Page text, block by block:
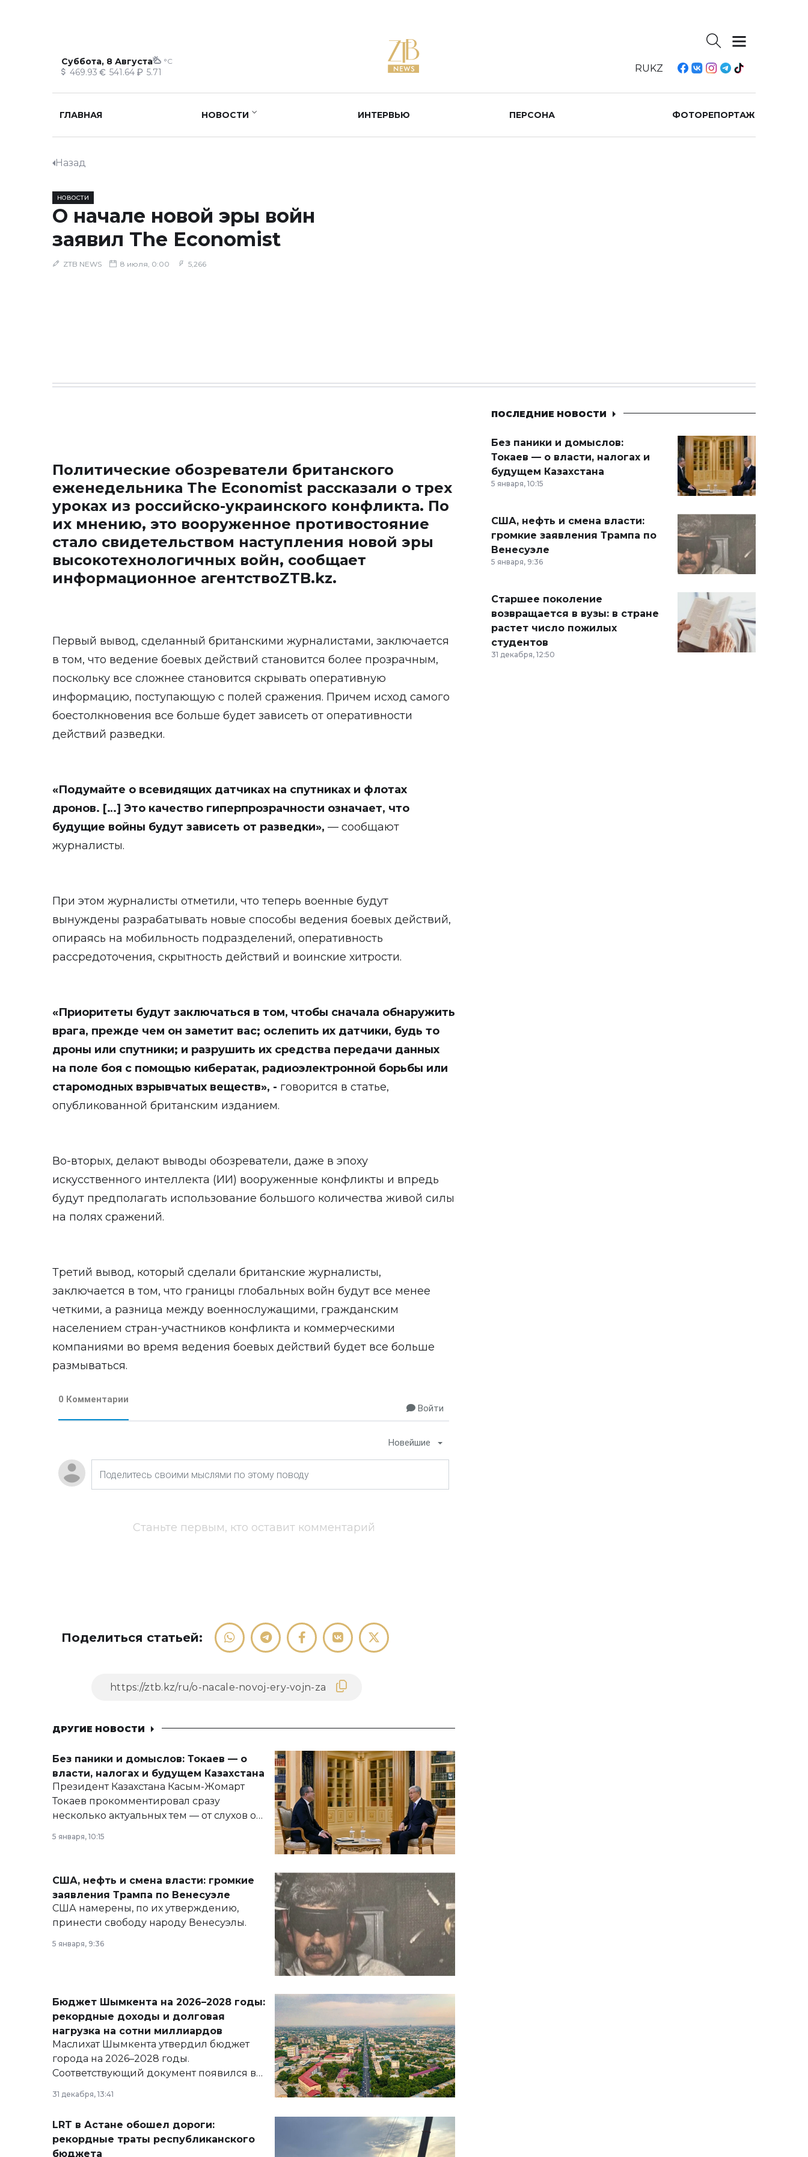
Суббота, 8 Августа °C
469.93 541.64 5.71 RUKZ
ГЛАВНАЯ НОВОСТИ ИНТЕРВЬЮ ПЕРСОНА ФОТОРЕПОРТАЖ
Назад
НОВОСТИ
О начале новой эры войн
заявил The Economist
ZTB NEWS 8 июля, 0:00 5,266
Политические обозреватели британского
еженедельника The Economist рассказали о трех
уроках из российско-украинского конфликта. По
их мнению, это вооруженное противостояние
стало свидетельством наступления новой эры
высокотехнологичных войн, сообщает
информационное агентствоZTB.kz.
Первый вывод, сделанный британскими журналистами, заключается
в том, что ведение боевых действий становится более прозрачным,
поскольку все сложнее становится скрывать оперативную
информацию, поступающую с полей сражения. Причем исход самого
боестолкновения все больше будет зависеть от оперативности
действий разведки.
«Подумайте о всевидящих датчиках на спутниках и флотах
дронов. […] Это качество гиперпрозрачности означает, что
будущие войны будут зависеть от разведки», — сообщают
журналисты.
При этом журналисты отметили, что теперь военные будут
вынуждены разрабатывать новые способы ведения боевых действий,
опираясь на мобильность подразделений, оперативность
рассредоточения, скрытность действий и воинские хитрости.
«Приоритеты будут заключаться в том, чтобы сначала обнаружить
врага, прежде чем он заметит вас; ослепить их датчики, будь то
дроны или спутники; и разрушить их средства передачи данных
на поле боя с помощью кибератак, радиоэлектронной борьбы или
старомодных взрывчатых веществ», - говорится в статье,
опубликованной британским изданием.
Во-вторых, делают выводы обозреватели, даже в эпоху
искусственного интеллекта (ИИ) вооруженные конфликты и впредь
будут предполагать использование большого количества живой силы
на полях сражений.
Третий вывод, который сделали британские журналисты,
заключается в том, что границы глобальных войн будут все менее
четкими, а разница между военнослужащими, гражданским
населением стран-участников конфликта и коммерческими
компаниями во время ведения боевых действий будет все больше
размываться.
0 Комментарии
Войти
Новейшие
Станьте первым, кто оставит комментарий
Поделиться статьей:
ДРУГИЕ НОВОСТИ
Без паники и домыслов: Токаев — о
власти, налогах и будущем Казахстана
Президент Казахстана Касым-Жомарт
Токаев прокомментировал сразу
несколько актуальных тем — от слухов о
армии, экономики и личного здоровья.
5 января, 10:15
США, нефть и смена власти: громкие
заявления Трампа по Венесуэле
США намерены, по их утверждению,
принести свободу народу Венесуэлы.
5 января, 9:36
Бюджет Шымкента на 2026–2028 годы:
рекордные доходы и долговая
нагрузка на сотни миллиардов
Маслихат Шымкента утвердил бюджет
города на 2026–2028 годы.
Соответствующий документ появился в
базе нормативных правовых актов и на
сайте маслихат города.
31 декабря, 13:41
LRT в Астане обошел дороги:
рекордные траты республиканского
бюджета
ПОСЛЕДНИЕ НОВОСТИ
Без паники и домыслов:
Токаев — о власти, налогах и
будущем Казахстана
5 января, 10:15
США, нефть и смена власти:
громкие заявления Трампа по
Венесуэле
5 января, 9:36
Старшее поколение
возвращается в вузы: в стране
растет число пожилых
студентов
31 декабря, 12:50